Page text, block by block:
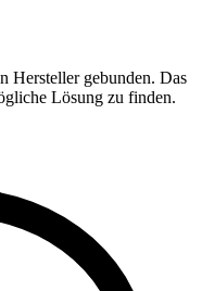
Hersteller gebunden. Das
Lösung zu finden.